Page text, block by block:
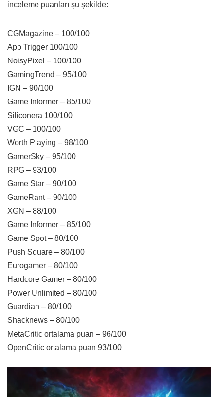
inceleme puanları şu şekilde:
CGMagazine – 100/100
App Trigger 100/100
NoisyPixel – 100/100
GamingTrend – 95/100
IGN – 90/100
Game Informer – 85/100
Siliconera 100/100
VGC – 100/100
Worth Playing – 98/100
GamerSky – 95/100
RPG – 93/100
Game Star – 90/100
GameRant – 90/100
XGN – 88/100
Game Informer – 85/100
Game Spot – 80/100
Push Square – 80/100
Eurogamer – 80/100
Hardcore Gamer – 80/100
Power Unlimited – 80/100
Guardian – 80/100
Shacknews – 80/100
MetaCritic ortalama puan – 96/100
OpenCritic ortalama puan 93/100